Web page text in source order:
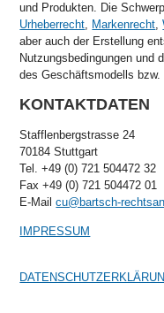
und Produkten. Die
Urheberrecht, Markenrecht,
aber auch der Erstellung
Nutzungsbedingungen und
des Geschäftsmodells
KONTAKTDATEN
Stafflenbergstrasse 24
70184 Stuttgart
Tel. +49 (0) 721 504472 32
Fax +49 (0) 721 504472 01
E-Mailcu@bartsch-
IMPRESSUM